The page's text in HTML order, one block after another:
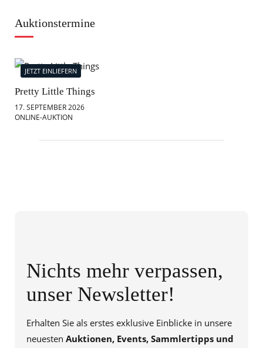
Auktionstermine
JETZT EINLIEFERN
Pretty Little Things
17. SEPTEMBER 2026
ONLINE-AUKTION
Nichts mehr verpassen,
unser Newsletter!
Erhalten Sie als erstes exklusive Einblicke in unsere
neuesten Auktionen, Events, Sammlertipps und